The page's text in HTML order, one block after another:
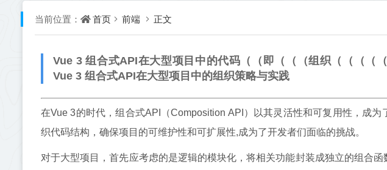
当前位置： 首页 前端 正文
Vue 3 组合式API在大型项目中的代码（（即（（（组织（（（（
Vue 3 组合式API在大型项目中的组织策略与实践
在Vue 3的时代，组合式API（Composition API）以其灵活性和可复用性，成
织代码结构，确保项目的可维护性和可扩展性,成为了开发者们面临的挑战。
对于大型项目，首先应考虑的是逻辑的模块化，将相关功能封装成独立的组合